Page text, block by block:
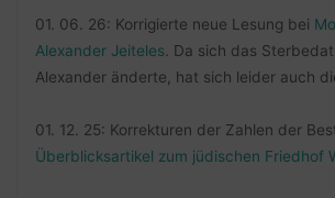
01. 06. 26: Korrigierte neue Lesung bei
Alexander Jeiteles. Da sich das
Alexander änderte, hat sich leider auch
01. 12. 25: Korrekturen der Zahlen der
Überblicksartikel zum jüdischen Friedhof